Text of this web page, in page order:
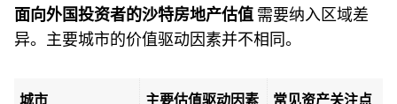
面向外国投资者的沙特房地产估值需要纳入区域差
异。主要城市的价值驱动因素并不相同。